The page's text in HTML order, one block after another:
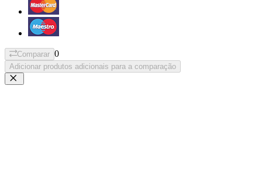
Comparar 0
Adicionar produtos adicionais para a comparação